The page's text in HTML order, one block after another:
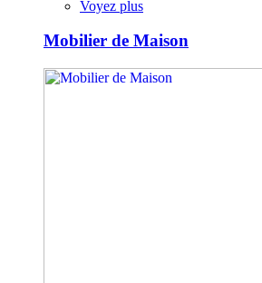
Voyez plus
Mobilier de Maison